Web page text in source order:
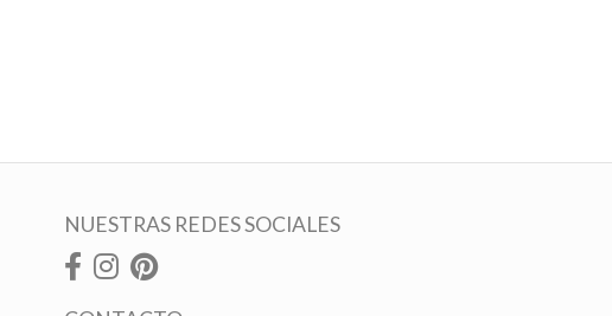
NUESTRAS REDES SOCIALES